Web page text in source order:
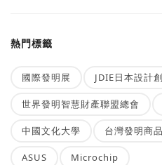
熱門標籤
國際發明展 JDIE日本設計
世界發明智慧財產聯盟總會
中國文化大學 台灣發明商
ASUS Microchip